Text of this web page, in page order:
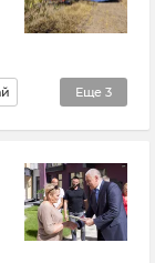
Еще 3